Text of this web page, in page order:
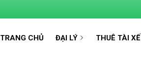
TRANG CHỦ ĐẠI LÝ THUÊ TÀI XẾ